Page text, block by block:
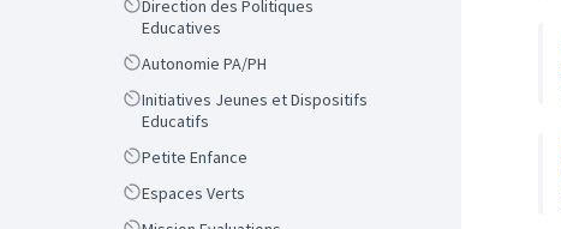
Scope
Direction des Politiques
Educatives
ScopeAutonomie PA/PH
Scope
Initiatives Jeunes et Dispositifs
Educatifs
ScopePetite Enfance
ScopeEspaces Verts